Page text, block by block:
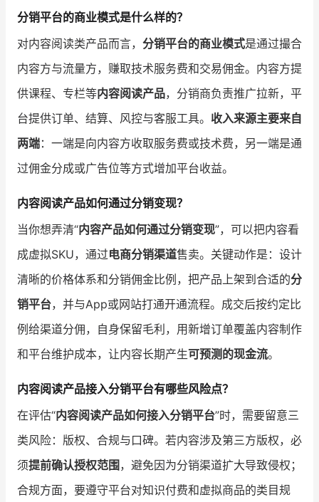
分销平台的商业模式是什么样的？
对内容阅读类产品而言， 分销平台的商业模式是通过撮合
内容方与流量方，赚取技术服务费和交易佣金。内容方提
供课程、专栏等内容阅读产品，分销商负责推广拉新，平
台提供订单、结算、风控与客服工具。 收入来源主要来自
两端：一端是向内容方收取服务费或技术费，另一端是通
过佣金分成或广告位等方式增加平台收益。
内容阅读产品如何通过分销变现？
当你想弄清“内容产品如何通过分销变现”，可以把内容看
成虚拟SKU，通过电商分销渠道售卖。关键动作是：设计
清晰的价格体系和分销佣金比例，把产品上架到合适的分
销平台，并与App或网站打通开通流程。成交后按约定比
例给渠道分佣，自身保留毛利，用新增订单覆盖内容制作
和平台维护成本，让内容长期产生可预测的现金流。
内容阅读产品接入分销平台有哪些风险点？
在评估“内容阅读产品如何接入分销平台”时，需要留意三
类风险：版权、合规与口碑。若内容涉及第三方版权，必
须提前确认授权范围 ，避免因为分销渠道扩大导致侵权；
合规方面，要遵守平台对知识付费和虚拟商品的类目规